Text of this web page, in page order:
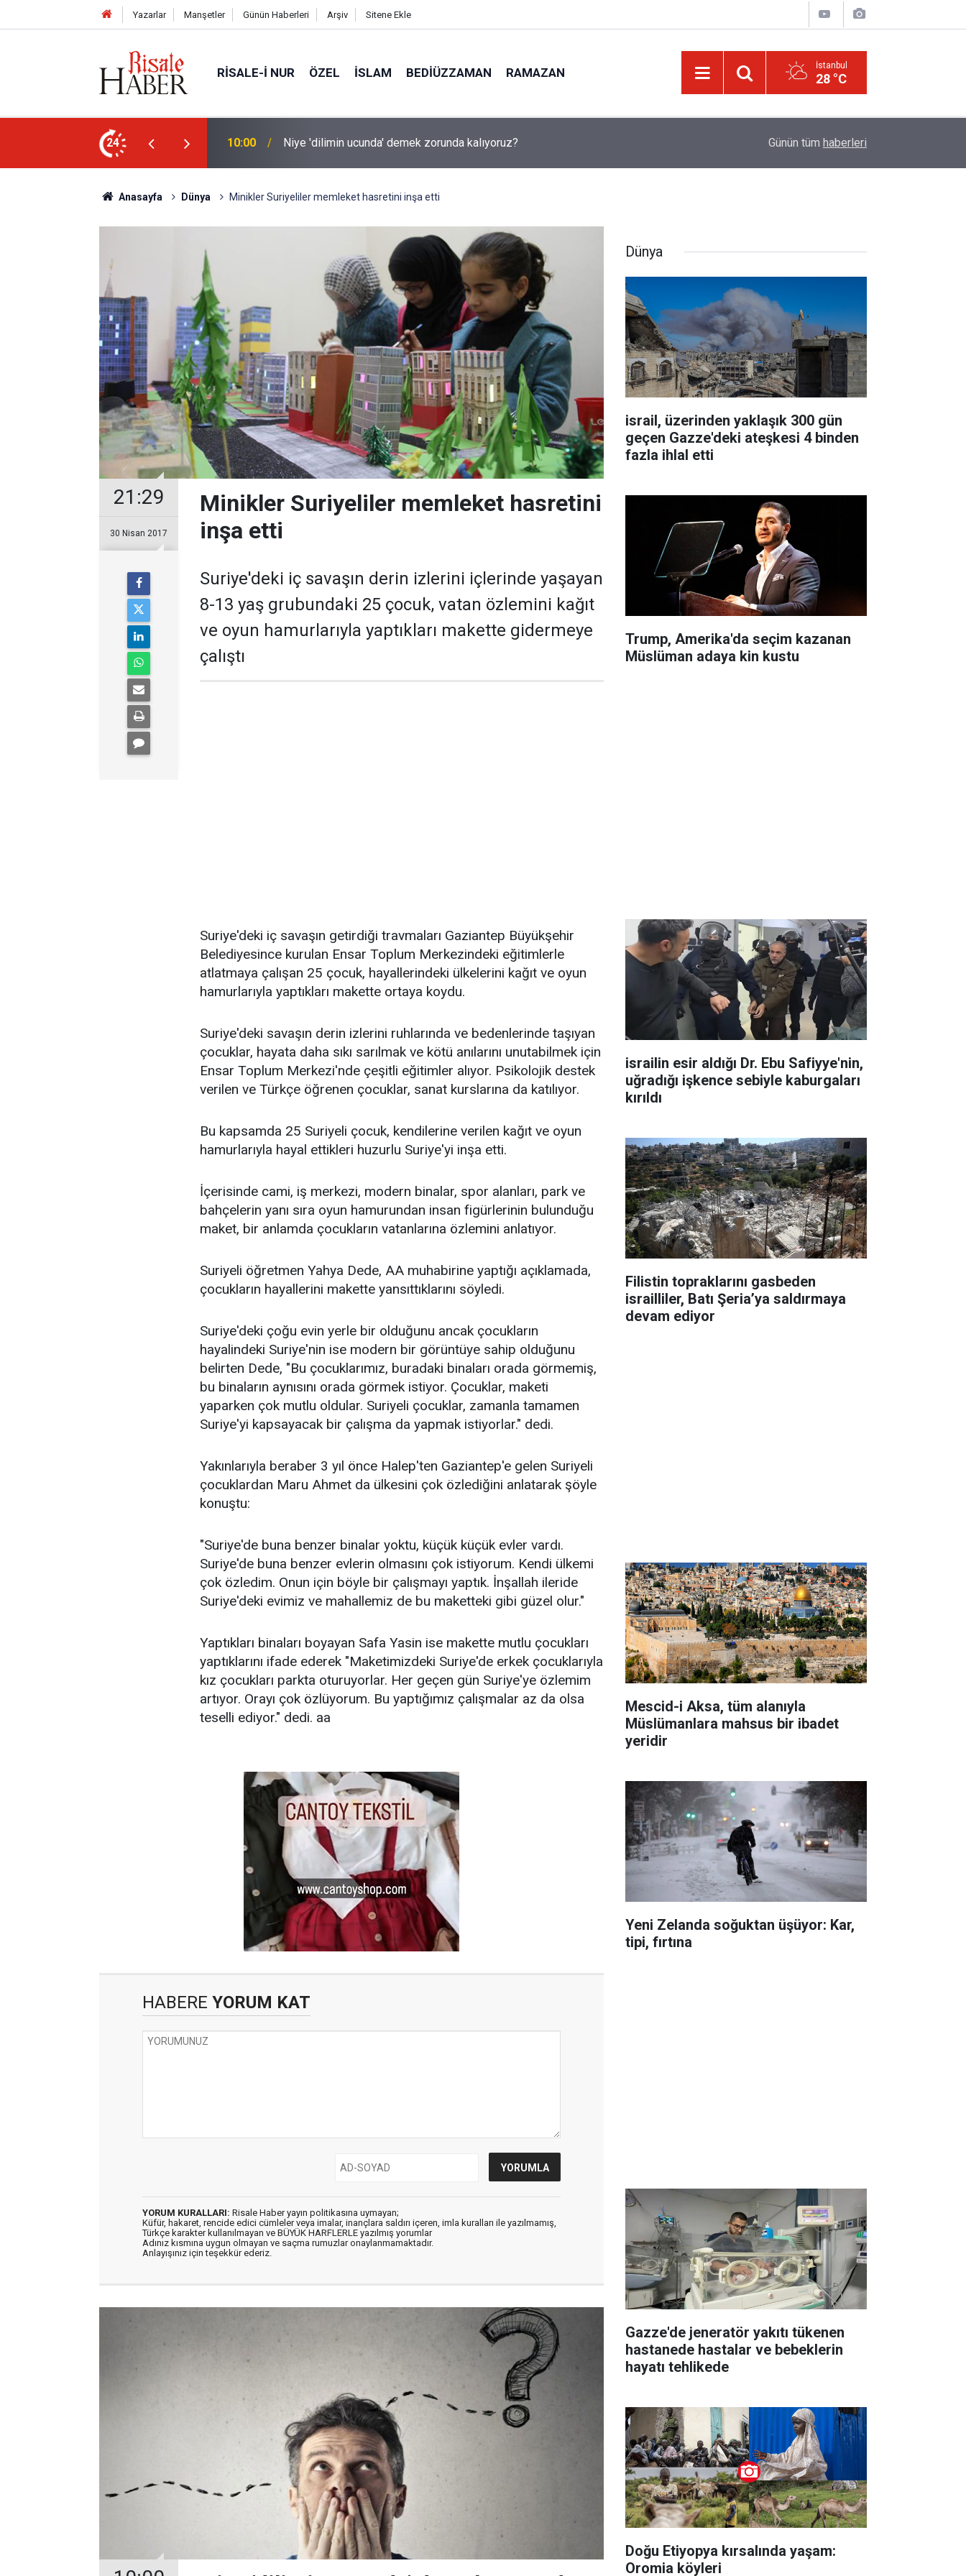
Yazarlar Manşetler Günün Haberleri Arşiv Sitene Ekle
RISALE-I NUR ÖZEL İSLAM BEDIÜZZAMAN RAMAZAN İstanbul
28 °C
24 09:45 Okullarında yapay zeka ile kopyaya karşı sözlü savunma şartı getirdiler
yaşanacak
Günün tüm haberleri
Anasayfa Dünya Minikler Suriyeliler memleket hasretini inşa etti
21:29
30 Nisan 2017
Minikler Suriyeliler memleket hasretini
inşa etti
Suriye'deki iç savaşın derin izlerini içlerinde yaşayan
8-13 yaş grubundaki 25 çocuk, vatan özlemini kağıt
ve oyun hamurlarıyla yaptıkları makette gidermeye
çalıştı
Suriye'deki iç savaşın getirdiği travmaları Gaziantep Büyükşehir
Belediyesince kurulan Ensar Toplum Merkezindeki eğitimlerle
atlatmaya çalışan 25 çocuk, hayallerindeki ülkelerini kağıt ve oyun
hamurlarıyla yaptıkları makette ortaya koydu.
Suriye'deki savaşın derin izlerini ruhlarında ve bedenlerinde taşıyan
çocuklar, hayata daha sıkı sarılmak ve kötü anılarını unutabilmek için
Ensar Toplum Merkezi'nde çeşitli eğitimler alıyor. Psikolojik destek
verilen ve Türkçe öğrenen çocuklar, sanat kurslarına da katılıyor.
Bu kapsamda 25 Suriyeli çocuk, kendilerine verilen kağıt ve oyun
hamurlarıyla hayal ettikleri huzurlu Suriye'yi inşa etti.
İçerisinde cami, iş merkezi, modern binalar, spor alanları, park ve
bahçelerin yanı sıra oyun hamurundan insan figürlerinin bulunduğu
maket, bir anlamda çocukların vatanlarına özlemini anlatıyor.
Suriyeli öğretmen Yahya Dede, AA muhabirine yaptığı açıklamada,
çocukların hayallerini makette yansıttıklarını söyledi.
Suriye'deki çoğu evin yerle bir olduğunu ancak çocukların
hayalindeki Suriye'nin ise modern bir görüntüye sahip olduğunu
belirten Dede, "Bu çocuklarımız, buradaki binaları orada görmemiş,
bu binaların aynısını orada görmek istiyor. Çocuklar, maketi
yaparken çok mutlu oldular. Suriyeli çocuklar, zamanla tamamen
Suriye'yi kapsayacak bir çalışma da yapmak istiyorlar." dedi.
Yakınlarıyla beraber 3 yıl önce Halep'ten Gaziantep'e gelen Suriyeli
çocuklardan Maru Ahmet da ülkesini çok özlediğini anlatarak şöyle
konuştu:
"Suriye'de buna benzer binalar yoktu, küçük küçük evler vardı.
Suriye'de buna benzer evlerin olmasını çok istiyorum. Kendi ülkemi
çok özledim. Onun için böyle bir çalışmayı yaptık. İnşallah ileride
Suriye'deki evimiz ve mahallemiz de bu maketteki gibi güzel olur."
Yaptıkları binaları boyayan Safa Yasin ise makette mutlu çocukları
yaptıklarını ifade ederek "Maketimizdeki Suriye'de erkek çocuklarıyla
kız çocukları parkta oturuyorlar. Her geçen gün Suriye'ye özlemim
artıyor. Orayı çok özlüyorum. Bu yaptığımız çalışmalar az da olsa
teselli ediyor." dedi. aa
HABERE YORUM KAT
YORUM KURALLARI: Risale Haber yayın politikasına uymayan;
Küfür, hakaret, rencide edici cümleler veya imalar, inançlara saldırı içeren, imla kuralları ile yazılmamış,
Türkçe karakter kullanılmayan ve BÜYÜK HARFLERLE yazılmış yorumlar
Adınız kısmına uygun olmayan ve saçma rumuzlar onaylanmamaktadır.
Anlayışınız için teşekkür ederiz.
Dünya
israil, üzerinden yaklaşık 300 gün
geçen Gazze'deki ateşkesi 4 binden
fazla ihlal etti
Trump, Amerika'da seçim kazanan
Müslüman adaya kin kustu
israilin esir aldığı Dr. Ebu Safiyye'nin,
uğradığı işkence sebiyle kaburgaları
kırıldı
Filistin topraklarını gasbeden
israilliler, Batı Şeria’ya saldırmaya
devam ediyor
Mescid-i Aksa, tüm alanıyla
Müslümanlara mahsus bir ibadet
yeridir
Yeni Zelanda soğuktan üşüyor: Kar,
tipi, fırtına
Gazze'de jeneratör yakıtı tükenen
hastanede hastalar ve bebeklerin
hayatı tehlikede
Doğu Etiyopya kırsalında yaşam:
Oromia köyleri